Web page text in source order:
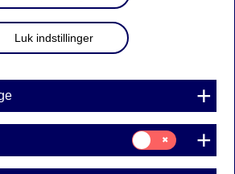
Luk indstillinger
Samtykke
til:
Statistik